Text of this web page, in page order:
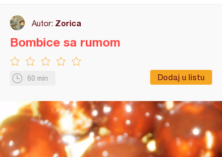
Autor: Zorica
60 min Dodaj u listu
Bombice sa rumom